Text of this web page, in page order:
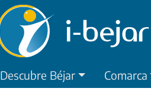
Descubre Béjar Comarca